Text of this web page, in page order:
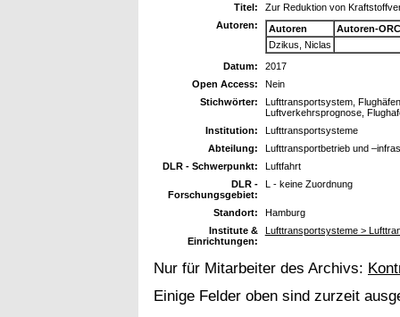
Titel:
Zur Reduktion von
Autoren:
Autoren
Autoren-
Dzikus, Niclas
Datum:
2017
Open Access:
Nein
Stichwörter:
Lufttransportsystem,
Luftverkehrsprognose,
Institution:
Lufttransportsysteme
Abteilung:
Lufttransportbetrieb und
DLR - Schwerpunkt:
Luftfahrt
DLR -
Forschungsgebiet:
L - keine Zuordnung
Standort:
Hamburg
Institute &
Einrichtungen:
Lufttransportsysteme >
Nur für Mitarbeiter des Archivs:
Einige Felder oben sind zurzeit